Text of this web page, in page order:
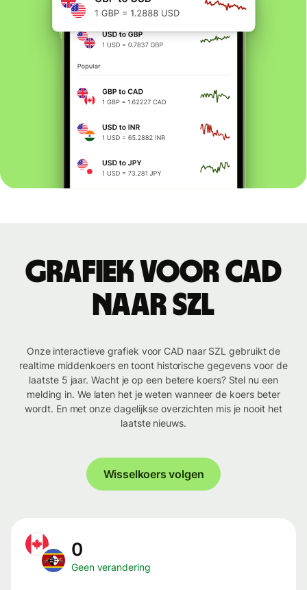
Grafiek voor CAD
naar SZL
Onze interactieve grafiek voor CAD naar SZL gebruikt de
realtime middenkoers en toont historische gegevens voor de
laatste 5 jaar. Wacht je op een betere koers? Stel nu een
melding in. We laten het je weten wanneer de koers beter
wordt. En met onze dagelijkse overzichten mis je nooit het
laatste nieuws.
Wisselkoers volgen
0
Geen verandering